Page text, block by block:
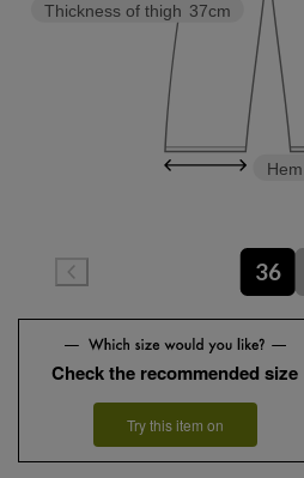
Thickness of thigh 37cm
36
Check the recommended size
Try this item on